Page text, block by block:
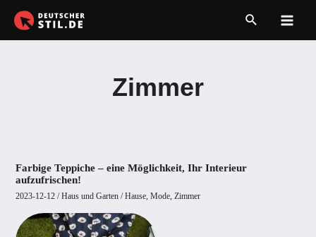
Inhalt
Suche
Zimmer
Farbige Teppiche – eine Möglichkeit, Ihr Interieur
aufzufrischen!
2023-12-12/Haus und Garten /Hause,Mode,Zimmer